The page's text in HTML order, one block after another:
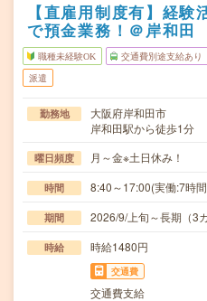
【直雇用制度有】経
で預金業務！＠岸和田
職種未経験OK 交通費別途支給あり
派遣
勤務地
大阪府岸和田市
岸和田駅から徒歩1分
曜日頻度 月～金※土日休み！
時間 8:40～17:00(実働:7時
期間 2026/9/上旬～長期（
時給 時給1480円
交通費
交通費支給